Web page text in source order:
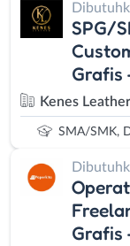
SPG/
Grafis
Kenes
SMA/SMK,
Grafis